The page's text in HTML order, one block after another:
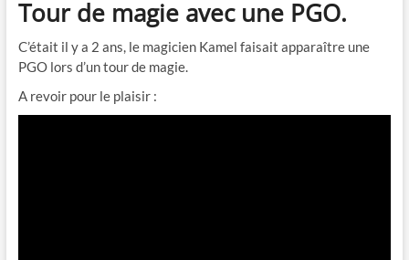
Tour de magie avec une PGO.
C’était il y a 2 ans, le magicien Kamel faisait apparaître une
PGO lors d’un tour de magie.
A revoir pour le plaisir :